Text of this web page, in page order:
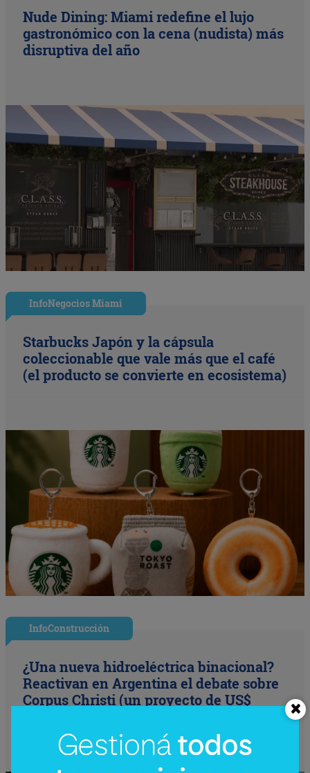
Nude Dining: Miami redefine el lujo
gastronómico con la cena (nudista) más
disruptiva del año
InfoNegocios Miami
Starbucks Japón y la cápsula
coleccionable que vale más que el café
(el producto se convierte en ecosistema)
InfoConstrucción
¿Una nueva hidroeléctrica binacional?
Reactivan en Argentina el debate sobre
Corpus Christi (un proyecto de US$